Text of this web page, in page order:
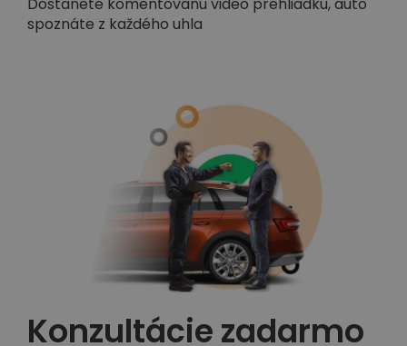
Dostanete komentovanú video prehliadku, auto
spoznáte z každého uhla
Konzultácie zadarmo